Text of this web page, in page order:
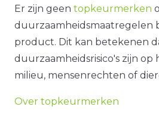
Er zijn geen topkeurmerken
duurzaamheidsmaatregelen
product. Dit kan betekenen
duurzaamheidsrisico's zijn op
milieu, mensenrechten of
Over topkeurmerken